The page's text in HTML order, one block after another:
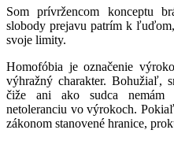
Som prívržencom konceptu
slobody prejavu patrím k
svoje limity.
Homofóbia je označenie
výhražný charakter. Bohužiaľ,
čiže ani ako sudca nemám
netoleranciu vo výrokoch.
zákonom stanovené hranice,